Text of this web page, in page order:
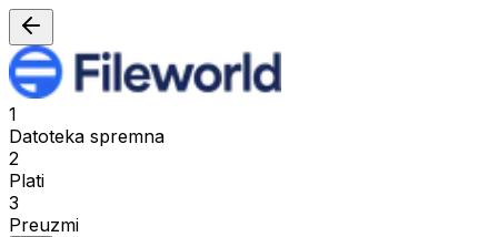
1
Datoteka spremna
2
Plati
3
Preuzmi